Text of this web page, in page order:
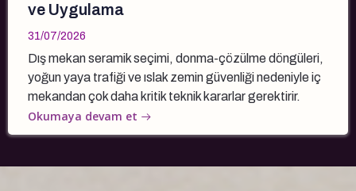
ve Uygulama
31/07/2026
Dış mekan seramik seçimi, donma-çözülme döngüleri,
yoğun yaya trafiği ve ıslak zemin güvenliği nedeniyle iç
mekandan çok daha kritik teknik kararlar gerektirir.
Okumaya devam et